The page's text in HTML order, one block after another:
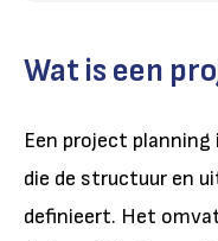
Wat is een
Een project planning
die de structuur en
definieert. Het